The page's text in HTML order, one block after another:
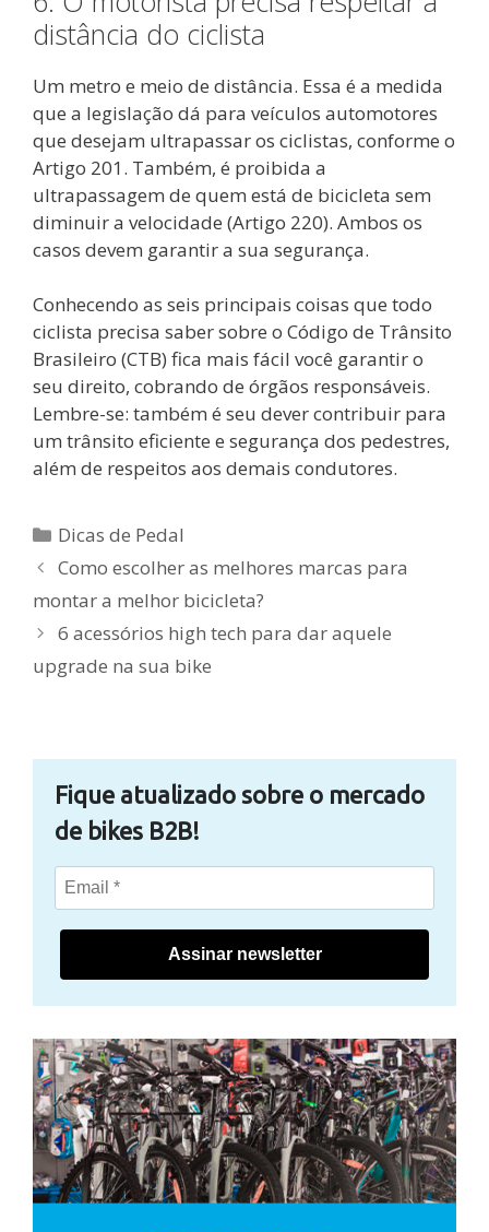
distância do ciclista
Um metro e meio de distância. Essa é a medida
que a legislação dá para veículos automotores
que desejam ultrapassar os ciclistas, conforme o
Artigo 201. Também, é proibida a
ultrapassagem de quem está de bicicleta sem
diminuir a velocidade (Artigo 220). Ambos os
casos devem garantir a sua segurança.
Conhecendo as seis principais coisas que todo
ciclista precisa saber sobre o Código de Trânsito
Brasileiro (CTB) fica mais fácil você garantir o
seu direito, cobrando de órgãos responsáveis.
Lembre-se: também é seu dever contribuir para
um trânsito eficiente e segurança dos pedestres,
além de respeitos aos demais condutores.
Categorias
Dicas de Pedal
Como escolher as melhores marcas para
montar a melhor bicicleta?
6 acessórios high tech para dar aquele
upgrade na sua bike
Fique atualizado sobre o mercado
de bikes B2B!
Assinar newsletter